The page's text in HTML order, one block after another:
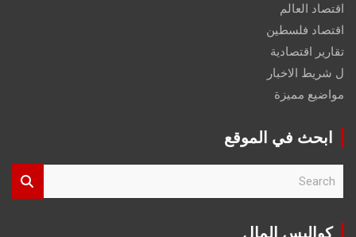
اقتصاد العالم
اقتصاد فلسطين
تقارير اقتصادية
ل شريط الاخبار
مواضيع مميزة
ابحث في الموقع
r
كواليس المال